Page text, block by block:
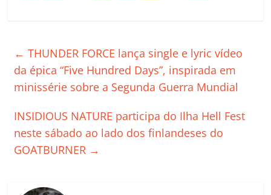
a
e
b
o
k
w
er
m
l
h
s
A
p
n
e
dI
n
o
gl
e
Cl
a
ss
ro
o
y
Li
n
k
p
ar
til
h
ar
← THUNDER FORCE lança single e lyric vídeo
da épica “Five Hundred Days”, inspirada em
minissérie sobre a Segunda Guerra Mundial
INSIDIOUS NATURE participa do Ilha Hell Fest
neste sábado ao lado dos finlandeses do
GOATBURNER →